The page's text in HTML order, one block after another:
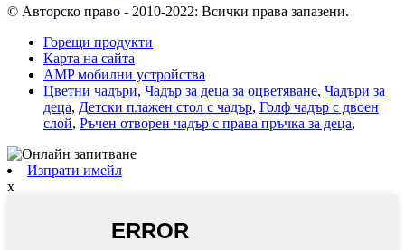
© Авторско право - 2010-2022: Всички права запазени.
Горещи продукти
Карта на сайта
AMP мобилни устройства
Цветни чадъри, Чадър за деца за оцветяване, Чадъри за
деца, Детски плажен стол с чадър, Голф чадър с двоен
слой, Ръчен отворен чадър с права пръчка за деца,
Изпрати имейл
x